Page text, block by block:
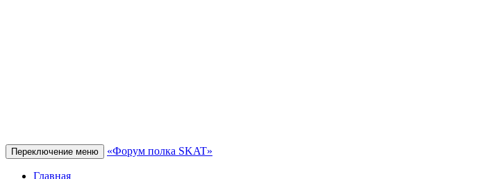
Переключение меню «Форум полка SKAT»
Главная